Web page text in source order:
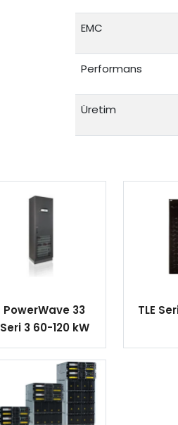
EMC
Performans
Üretim
PowerWave 33
Seri 3 60-120 kW
TLE